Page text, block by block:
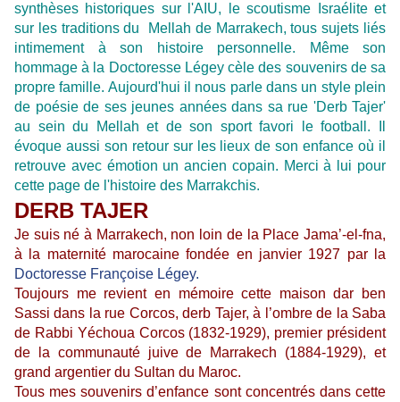
synthèses historiques sur l'AIU, le scoutisme Israélite et
sur les traditions du Mellah de Marrakech, tous sujets liés
intimement à son histoire personnelle. Même son
hommage à la Doctoresse Légey cèle des souvenirs de sa
propre famille. Aujourd'hui il nous parle dans un style plein
de poésie de ses jeunes années dans sa rue 'Derb Tajer'
au sein du Mellah et de son sport favori le football. Il
évoque aussi son retour sur les lieux de son enfance où il
retrouve avec émotion un ancien copain. Merci à lui pour
cette page de l'histoire des Marrakchis.
DERB TAJER
Je suis né à Marrakech, non loin de la Place Jama’-el-fna,
à la maternité marocaine fondée en janvier 1927 par la
Doctoresse Françoise Légey.
Toujours me revient en mémoire cette maison dar ben
Sassi dans la rue Corcos, derb Tajer, à l’ombre de la Saba
de Rabbi Yéchoua Corcos (1832-1929), premier président
de la communauté juive de Marrakech (1884-1929), et
grand argentier du Sultan du Maroc.
Tous mes souvenirs d’enfance sont concentrés dans cette